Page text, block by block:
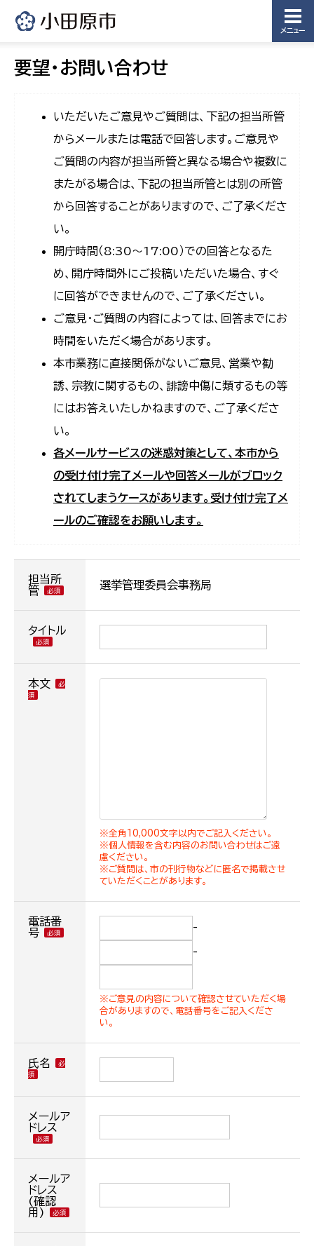
メニュー
要望・お問い合わせ
いただいたご意見やご質問は、下記の担当所管
からメールまたは電話で回答します。ご意見や
ご質問の内容が担当所管と異なる場合や複数に
またがる場合は、下記の担当所管とは別の所管
から回答することがありますので、ご了承くださ
い。
開庁時間（8:30〜17:00）での回答となるた
め、開庁時間外にご投稿いただいた場合、すぐ
に回答ができませんので、ご了承ください。
ご意見・ご質問の内容によっては、回答までにお
時間をいただく場合があります。
本市業務に直接関係がないご意見、営業や勧
誘、宗教に関するもの、誹謗中傷に類するもの等
にはお答えいたしかねますので、ご了承くださ
い。
各メールサービスの迷惑対策として、本市から
の受け付け完了メールや回答メールがブロック
されてしまうケースがあります。受け付け完了メ
ールのご確認をお願いします。
担当所
管
選挙管理委員会事務局
タイトル
本文
※全角10,000文字以内でご記入ください。
※個人情報を含む内容のお問い合わせはご遠
慮ください。
※ご質問は、市の刊行物などに匿名で掲載させ
ていただくことがあります。
電話番
号
-
-
※ご意見の内容について確認させていただく場
合がありますので、電話番号をご記入くださ
い。
氏名
メールア
ドレス
メールア
ドレス
(確認
用)